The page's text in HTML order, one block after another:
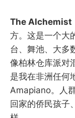
The Alchemist
方。这是一个大
台、舞池、大多
像柏林仓库派对
是我在非洲任何
Amapiano。人
回家的侨民孩子